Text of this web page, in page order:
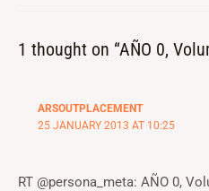
1 thought on “AÑO 0,
ARSOUTPLACEMENT
25 JANUARY 2013 AT 10:25
RT @persona_meta: AÑO 0,